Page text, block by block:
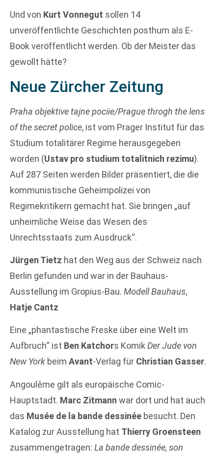
Und von Kurt Vonnegut sollen 14
unveröffentlichte Geschichten posthum als E-
Book veröffentlicht werden. Ob der Meister das
gewollt hätte?
Neue Zürcher Zeitung
Praha objektive tajne pociie/Prague throgh the lens
of the secret police, ist vom Prager Institut für das
Studium totalitärer Regime herausgegeben
worden (Ustav pro studium totalitnich rezimu).
Auf 287 Seiten werden Bilder präsentiert, die die
kommunistische Geheimpolizei von
Regimekritikern gemacht hat. Sie bringen „auf
unheimliche Weise das Wesen des
Unrechtsstaats zum Ausdruck“.
Jürgen Tietz hat den Weg aus der Schweiz nach
Berlin gefunden und war in der Bauhaus-
Ausstellung im Gropius-Bau. Modell Bauhaus,
Hatje Cantz
Eine „phantastische Freske über eine Welt im
Aufbruch“ ist Ben Katchors KomikDer Jude von
New York beim Avant-Verlag für Christian Gasser.
Angoulême gilt als europäische Comic-
Hauptstadt. Marc Zitmann war dort und hat auch
das Musée de la bande dessinée besucht. Den
Katalog zur Ausstellung hat Thierry Groensteen
zusammengetragen: La bande dessinée, son